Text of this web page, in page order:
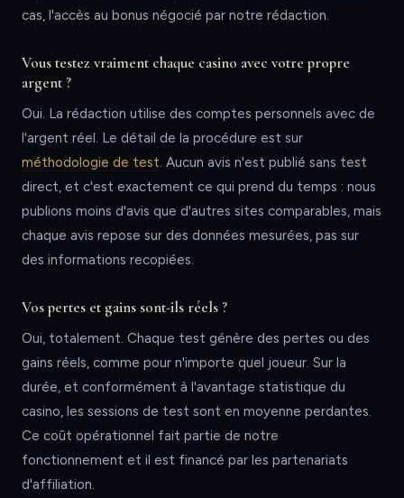
cas, l'accès au bonus négocié par notre rédaction.
Vous testez vraiment chaque casino avec votre propre
argent ?
Oui. La rédaction utilise des comptes personnels avec de
l'argent réel. Le détail de la procédure est sur
méthodologie de test. Aucun avis n'est publié sans test
direct, et c'est exactement ce qui prend du temps : nous
publions moins d'avis que d'autres sites comparables, mais
chaque avis repose sur des données mesurées, pas sur
des informations recopiées.
Vos pertes et gains sont-ils réels ?
Oui, totalement. Chaque test génère des pertes ou des
gains réels, comme pour n'importe quel joueur. Sur la
durée, et conformément à l'avantage statistique du
casino, les sessions de test sont en moyenne perdantes.
Ce coût opérationnel fait partie de notre
fonctionnement et il est financé par les partenariats
d'affiliation.